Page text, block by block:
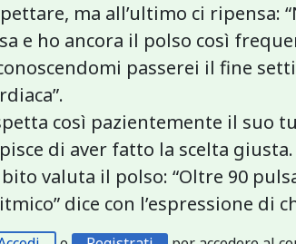
ma all’ultimo ci ripensa:
e ho ancora il polso così
passerei il fine
così pazientemente il suo
di aver fatto la scelta
valuta il polso: “Oltre 90
dice con l’espressione di